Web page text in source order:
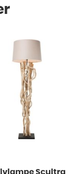
Scultra